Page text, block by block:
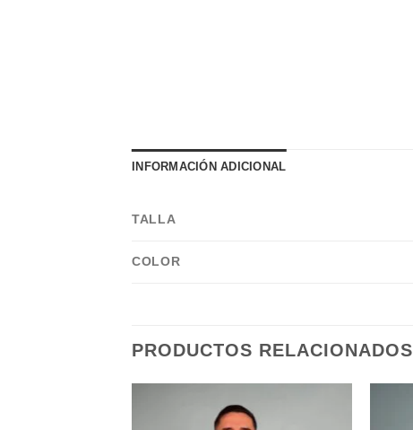
INFORMACIÓN ADICIONAL
TALLA
COLOR
PRODUCTOS RELACIONADOS